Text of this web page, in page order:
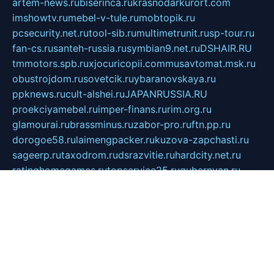
artem-news.rubiserinca.rukrasnodarkurort.com
imshowtv.rumebel-v-tule.rumobtopik.ru
pcsecurity.net.rutool-sib.rumultimetrunit.rusp-tour.ru
fan-cs.rusanteh-russia.rusymbian9.net.ruDSHAIR.RU
tmmotors.spb.ruxjocuricopii.commusavtomat.msk.ru
obustrojdom.rusovetcik.ruybaranovskaya.ru
ppknews.rucult-alshei.ruJAPANRUSSIA.RU
proekciyamebel.ruimper-finans.rurim.org.ru
glamourai.rubrassminus.ruzabor-pro.ruftn.pp.ru
dorogoe58.rulaimengpacker.rukuzova-zapchasti.ru
sageerp.rutaxodrom.rudsrazvitie.ruhardcity.net.ru
ratinghomegames.rutopservice25.rugubernyan.ru